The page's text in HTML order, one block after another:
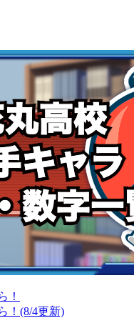
！
！(8/4更新)